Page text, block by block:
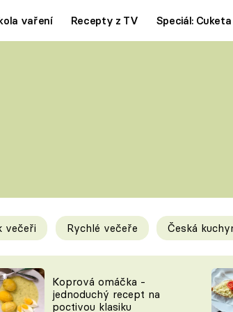
vaření Recepty z TV Speciál: Cuketa
a triky
KAM ZA JÍDLEM
večeři Rychlé večeře Česká
Koprová omáčka -
jednoduchý recept na
poctivou klasiku